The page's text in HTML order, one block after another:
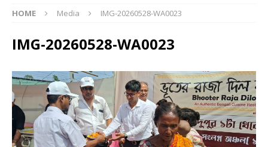
HOME Media IMG-20260528-WA0023
IMG-20260528-WA0023